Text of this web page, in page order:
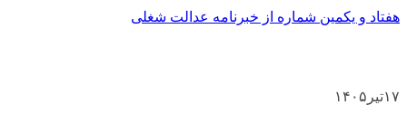
هفتاد و یکمین شماره از خبرنامه عدالت شغلی
۱۷تیر ۱۴۰۵